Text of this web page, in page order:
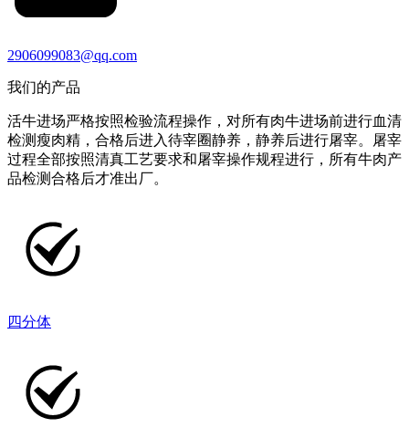
2906099083@qq.com
我们的产品
活牛进场严格按照检验流程操作，对所有肉牛进场前进行血清
检测瘦肉精，合格后进入待宰圈静养，静养后进行屠宰。屠宰
过程全部按照清真工艺要求和屠宰操作规程进行，所有牛肉产
品检测合格后才准出厂。
四分体